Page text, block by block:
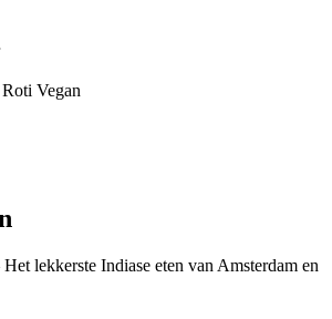
Vegan
lekkerste Indiase eten van Amsterdam en